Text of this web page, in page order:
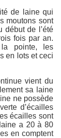
de laine qui
moutons sont
début de l’été
fois par an.
pointe, les
en lots et ceci
vient du
sa laine
ne possède
d’écailles
écailles sont
a 20 à 80
en comptent